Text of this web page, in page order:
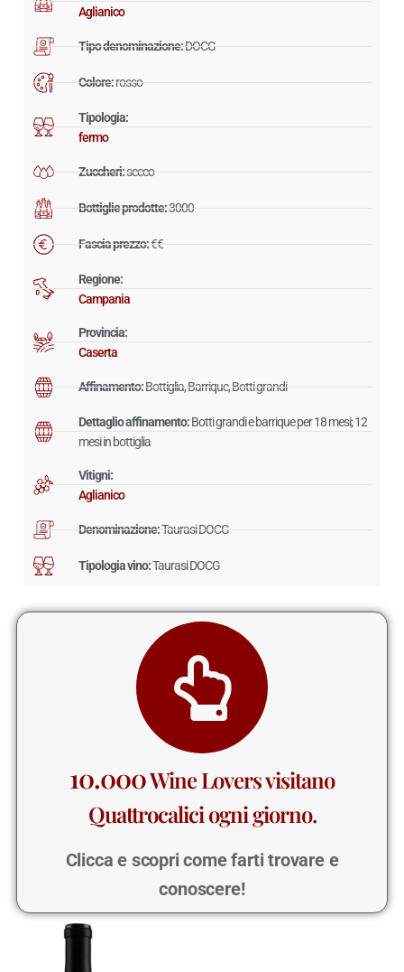
Aglianico
Tipo denominazione:DOCG
Colore:rosso
Tipologia:
fermo
Zuccheri:secco
Bottiglie prodotte:3000
Fascia prezzo:€€
Regione:
Campania
Provincia:
Caserta
Affinamento:Bottiglia, Barrique, Botti grandi
Dettaglio affinamento:Botti grandi e barrique per 18 mesi; 12
mesi in bottiglia
Vitigni:
Aglianico
Denominazione:Taurasi DOCG
Tipologia vino:Taurasi DOCG
10.000Wine Lovers visitano
Quattrocalici ogni giorno.
Clicca e scopri come farti trovare e
conoscere!